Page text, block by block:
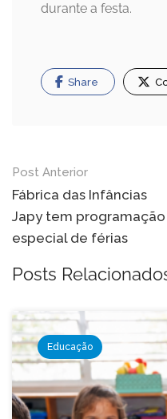
durante a festa.
Share
Navegação
de
Post
Post Anterior
Fábrica das Infâncias
Japy tem programação
especial de férias
Posts
Educação